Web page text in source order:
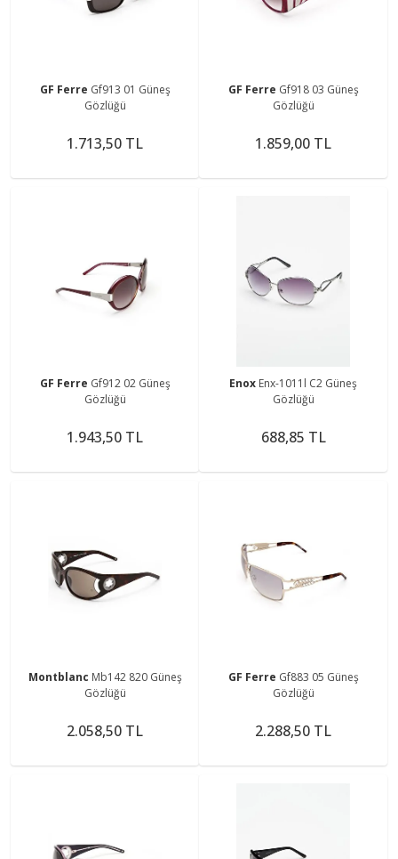
GF Ferre Gf913 01 Güneş
Gözlüğü
1.713,50 TL
GF Ferre Gf918 03 Güneş
Gözlüğü
1.859,00 TL
GF Ferre Gf912 02 Güneş
Gözlüğü
1.943,50 TL
Enox Enx-1011l C2 Güneş
Gözlüğü
688,85 TL
Montblanc Mb142 820 Güneş
Gözlüğü
2.058,50 TL
GF Ferre Gf883 05 Güneş
Gözlüğü
2.288,50 TL